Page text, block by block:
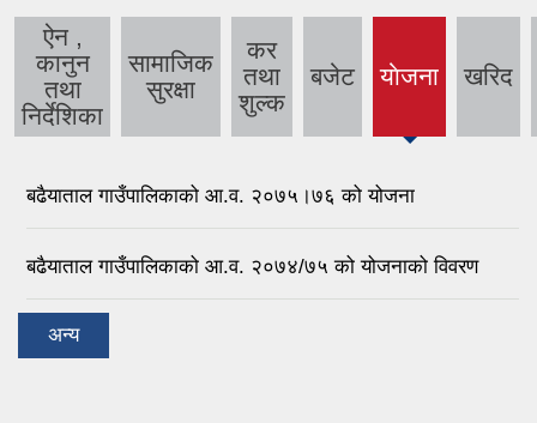
ऐन ,
कानुन
तथा
निर्देशिका
सामाजिक
सुरक्षा
कर
तथा
शुल्क
बजेट याेजना
(active
खरिद
बढैयाताल गाउँपालिकाको आ.व. २०७५।७६ को योजना
बढैयाताल गाउँपालिकाको आ.व. २०७४/७५ को योजनाको विवरण
अन्य